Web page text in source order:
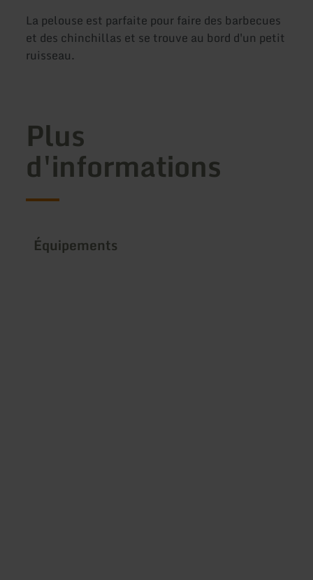
La pelouse est parfaite pour faire des barbecues
et des chinchillas et se trouve au bord d'un petit
ruisseau.
Plus
d'informations
Équipements